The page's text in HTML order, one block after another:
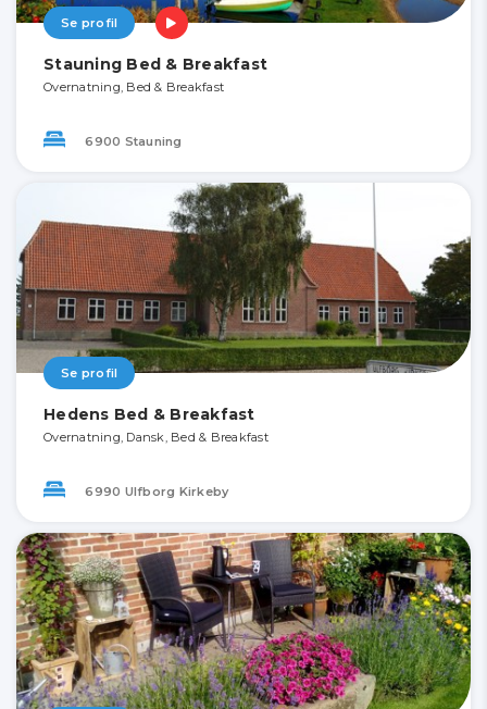
Se profil
Stauning Bed & Breakfast
Overnatning, Bed & Breakfast
6900 Stauning
Se profil
Hedens Bed & Breakfast
Overnatning, Dansk, Bed & Breakfast
6990 Ulfborg Kirkeby